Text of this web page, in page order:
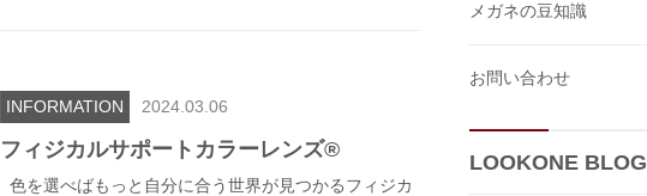
INFORMATION 2024.03.06
フィジカルサポートカラーレンズ®
色を選べばもっと自分に合う世界が見つかるフィジカ
メガネの豆知識
お問い合わせ
LOOKONE BLOG